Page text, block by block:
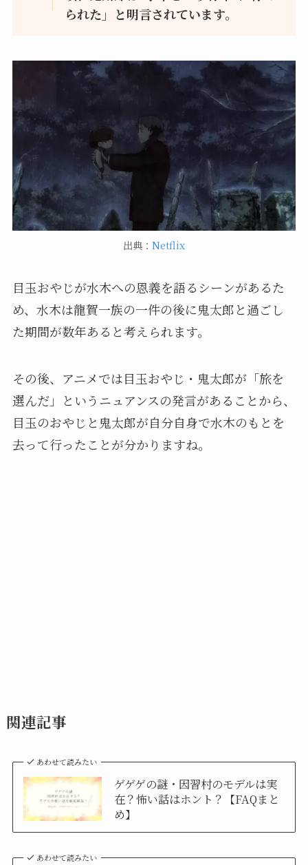
られた」と明言されています。
出典： Netflix
目玉おやじが水木への恩義を語るシーンがあるた
め、水木は龍賀一族の一件の後に鬼太郎と過ごし
た期間が数年あると考えられます。
その後、アニメでは目玉おやじ・鬼太郎が「旅を
選んだ」というニュアンスの発言があることから、
目玉のおやじと鬼太郎が自分自身で水木のもとを
去って行ったことが分かりますね。
関連記事
あわせて読みたい
ゲゲゲの謎・因習村のモデルは実
在？怖い話はホント？【FAQまと
め】
あわせて読みたい